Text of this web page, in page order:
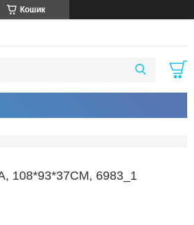
Кошик
6983_1